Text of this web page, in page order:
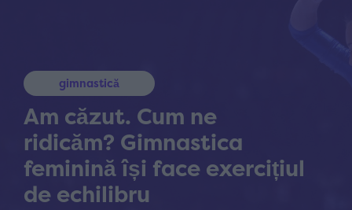
gimnastică
Am căzut. Cum ne
ridicăm? Gimnastica
feminină își face exercițiul
de echilibru